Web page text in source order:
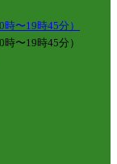
時〜19時45分）
時〜19時45分）